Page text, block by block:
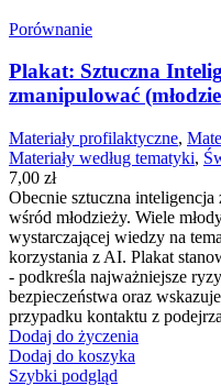
Porównanie
Plakat: Sztuczna
zmanipulować
Materiały profilaktyczne,
Materiały według tematyki,
7,00 zł
Obecnie sztuczna
wśród młodzieży. Wiele
wystarczającej wiedzy na
korzystania z AI. Plakat
- podkreśla najważniejsze
bezpieczeństwa oraz
przypadku kontaktu z
Dodaj do życzenia
Dodaj do koszyka
Szybki podgląd